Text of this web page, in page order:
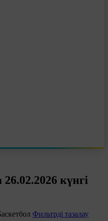
күнгі
Фильтрді тазалау